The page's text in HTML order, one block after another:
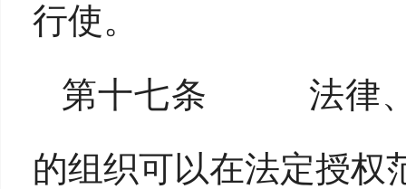
行使。
第十七条 法律、
的组织可以在法定授权